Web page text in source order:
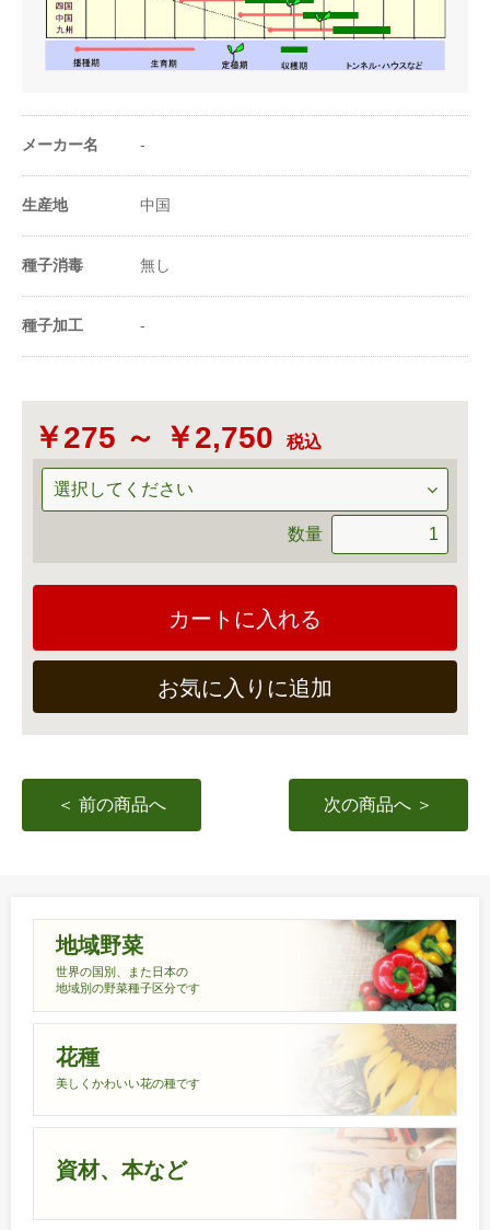
1a当たり播種量
（粒数）
62.5〜75粒
（粒数）
※1a(アール)＝100m²＝30坪＝1畝（セ）
メーカー名 -
生産地 中国
種子消毒 無し
種子加工 -
￥275 ～ ￥2,750 税込
数量
カートに入れる
お気に入りに追加
＜ 前の商品へ 次の商品へ ＞
地域野菜
世界の国別、また日本の
地域別の野菜種子区分です
花種
美しくかわいい花の種です
資材、本など